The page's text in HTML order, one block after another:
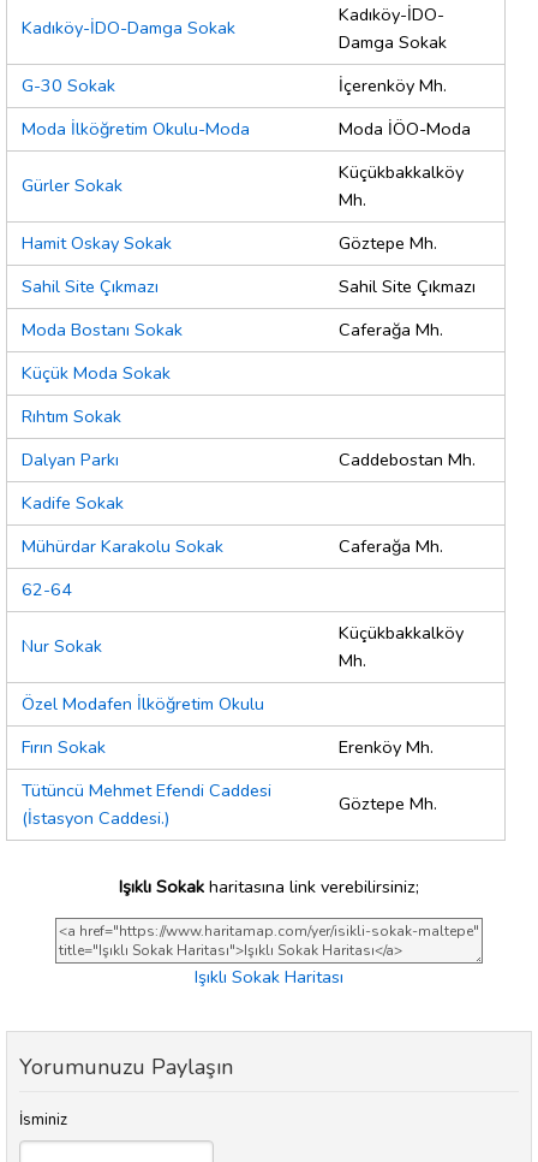
Kadıköy-İDO-Damga Sokak
Kadıköy-İDO-
Damga Sokak
G-30 Sokak
İçerenköy Mh.
Moda İlköğretim Okulu-Moda
Moda İÖO-Moda
Gürler Sokak
Küçükbakkalköy
Mh.
Hamit Oskay Sokak
Göztepe Mh.
Sahil Site Çıkmazı
Sahil Site Çıkmazı
Moda Bostanı Sokak
Caferağa Mh.
Küçük Moda Sokak
Rıhtım Sokak
Dalyan Parkı
Caddebostan Mh.
Kadife Sokak
Mühürdar Karakolu Sokak
Caferağa Mh.
62-64
Nur Sokak
Küçükbakkalköy
Mh.
Özel Modafen İlköğretim Okulu
Fırın Sokak
Erenköy Mh.
Tütüncü Mehmet Efendi Caddesi
(İstasyon Caddesi.)
Göztepe Mh.
Işıklı Sokak haritasına link verebilirsiniz;
Işıklı Sokak Haritası
Yorumunuzu Paylaşın
İsminiz